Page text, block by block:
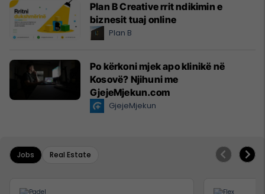
Plan B Creative rrit ndikimin e
biznesit tuaj online
Plan B
Po kërkoni mjek apo klinikë në
Kosovë? Njihuni me
GjejeMjekun.com
GjejeMjekun
Jobs Real Estate